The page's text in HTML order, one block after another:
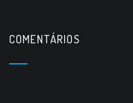
COMENTÁRIOS